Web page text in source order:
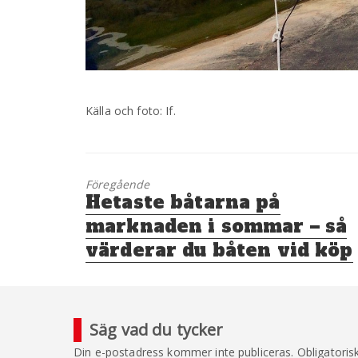
Källa och foto: If.
Föregående
Föregående
inlägg:
Hetaste båtarna på
marknaden i sommar – så
värderar du båten vid köp
Säg vad du tycker
Din e-postadress kommer inte publiceras.